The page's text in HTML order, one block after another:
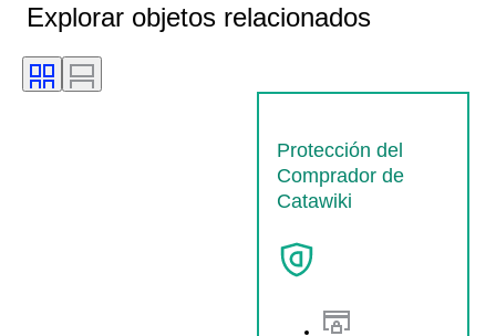
Explorar objetos relacionados
Protección del
Comprador de
Catawiki